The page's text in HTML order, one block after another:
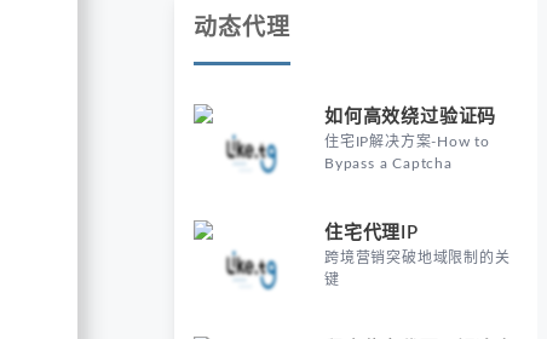
动态代理
如何高效绕过验证码
住宅IP解决方案-How to
Bypass a Captcha
住宅代理IP
跨境营销突破地域限制的关
键